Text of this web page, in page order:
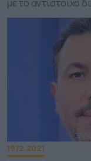
με το αντίστοιχο
19.12.2021